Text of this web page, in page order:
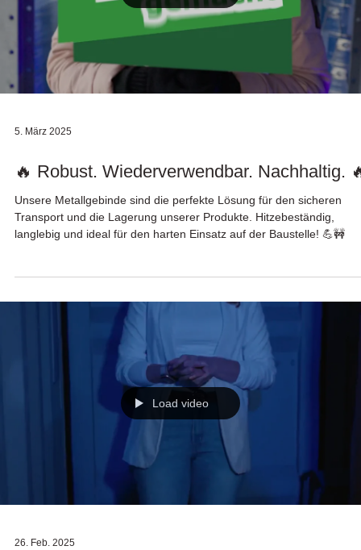
5. März 2025
🔥 Robust. Wiederverwendbar. Nachhaltig.
Unsere Metallgebinde sind die perfekte Lösung für den sicheren
Transport und die Lagerung unserer Produkte. Hitzebeständig,
langlebig und ideal für den harten Einsatz auf der Baustelle! 💪🚧
Load video
26. Feb. 2025